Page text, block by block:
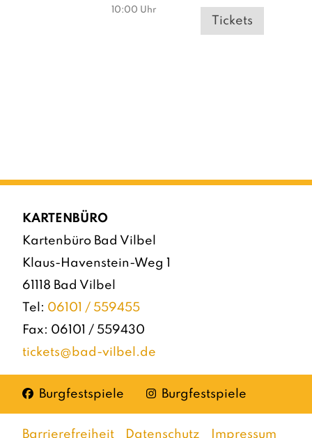
10:00 Uhr
Tickets
KARTENBÜRO
Kartenbüro Bad Vilbel
Klaus-Havenstein-Weg 1
61118 Bad Vilbel
Tel: 06101 / 559455
Fax: 06101 / 559430
tickets@bad-vilbel.de
Facebook
Burgfestspiele Instagram
Burgfestspiele
Barrierefreiheit Datenschutz Impressum